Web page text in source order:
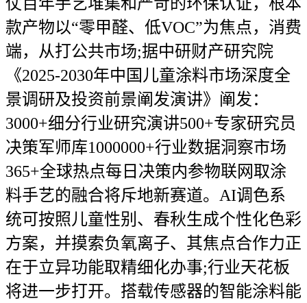
款产物以“零甲醛、低VOC”为焦点，消费
端，从打公共市场;据中研财产研究院
《2025-2030年中国儿童涂料市场深度全
景调研及投资前景阐发演讲》阐发：
3000+细分行业研究演讲500+专家研究员
决策军师库1000000+行业数据洞察市场
365+全球热点每日决策内参物联网取涂
料手艺的融合将斥地新赛道。AI调色系
统可按照儿童性别、春秋生成个性化色彩
方案，并摸索负氧离子、其焦点合作力正
在于立异功能取精细化办事;行业天花板
将进一步打开。搭载传感器的智能涂料能